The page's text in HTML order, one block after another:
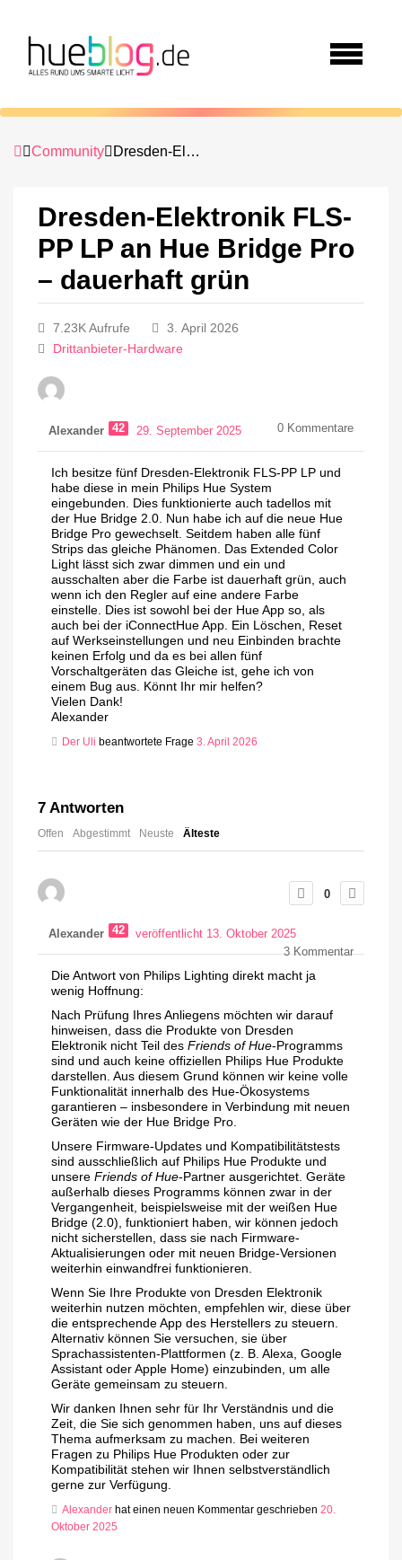
Community Dresden-Elektronik FLS-PP LP an Hue Bridge Pro – dauerhaft grün
Dresden-Elektronik FLS-
PP LP an Hue Bridge Pro
– dauerhaft grün
7.23K Aufrufe
3. April 2026
Drittanbieter-Hardware
Alexander 42 29. September 2025 0 Kommentare
Ich besitze fünf Dresden-Elektronik FLS-PP LP und
habe diese in mein Philips Hue System
eingebunden. Dies funktionierte auch tadellos mit
der Hue Bridge 2.0. Nun habe ich auf die neue Hue
Bridge Pro gewechselt. Seitdem haben alle fünf
Strips das gleiche Phänomen. Das Extended Color
Light lässt sich zwar dimmen und ein und
ausschalten aber die Farbe ist dauerhaft grün, auch
wenn ich den Regler auf eine andere Farbe
einstelle. Dies ist sowohl bei der Hue App so, als
auch bei der iConnectHue App. Ein Löschen, Reset
auf Werkseinstellungen und neu Einbinden brachte
keinen Erfolg und da es bei allen fünf
Vorschaltgeräten das Gleiche ist, gehe ich von
einem Bug aus. Könnt Ihr mir helfen?
Vielen Dank!
Alexander
Der Uli beantwortete Frage 3. April 2026
7 Antworten
Offen Abgestimmt Neuste Älteste
0
Alexander 42
veröffentlicht 13. Oktober 2025
3Kommentar
Die Antwort von Philips Lighting direkt macht ja
wenig Hoffnung:
Nach Prüfung Ihres Anliegens möchten wir darauf
hinweisen, dass die Produkte von Dresden
Elektronik nicht Teil des Friends of Hue-Programms
sind und auch keine offiziellen Philips Hue Produkte
darstellen. Aus diesem Grund können wir keine volle
Funktionalität innerhalb des Hue-Ökosystems
garantieren – insbesondere in Verbindung mit neuen
Geräten wie der Hue Bridge Pro.
Unsere Firmware-Updates und Kompatibilitätstests
sind ausschließlich auf Philips Hue Produkte und
unsere Friends of Hue-Partner ausgerichtet. Geräte
außerhalb dieses Programms können zwar in der
Vergangenheit, beispielsweise mit der weißen Hue
Bridge (2.0), funktioniert haben, wir können jedoch
nicht sicherstellen, dass sie nach Firmware-
Aktualisierungen oder mit neuen Bridge-Versionen
weiterhin einwandfrei funktionieren.
Wenn Sie Ihre Produkte von Dresden Elektronik
weiterhin nutzen möchten, empfehlen wir, diese über
die entsprechende App des Herstellers zu steuern.
Alternativ können Sie versuchen, sie über
Sprachassistenten-Plattformen (z. B. Alexa, Google
Assistant oder Apple Home) einzubinden, um alle
Geräte gemeinsam zu steuern.
Wir danken Ihnen sehr für Ihr Verständnis und die
Zeit, die Sie sich genommen haben, uns auf dieses
Thema aufmerksam zu machen. Bei weiteren
Fragen zu Philips Hue Produkten oder zur
Kompatibilität stehen wir Ihnen selbstverständlich
gerne zur Verfügung.
Alexander hat einen neuen Kommentar geschrieben 20.
Oktober 2025